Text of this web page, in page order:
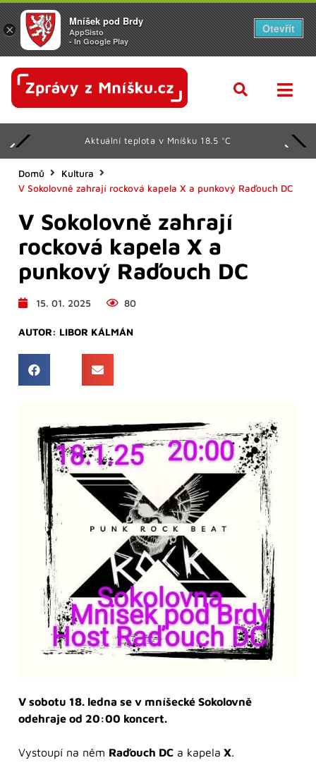
Aktuální teplota v Mníšku 18.5 °C
Domů
Kultura
V Sokolovně zahrají rocková kapela X a punkový Raďouch DC
V Sokolovně zahrají
rocková kapela X a
punkový Raďouch DC
15. 01. 2025 80
AUTOR: LIBOR KÁLMÁN
V sobotu 18. ledna se v mníšecké Sokolovně
odehraje od 20:00 koncert.
Vystoupí na něm Raďouch DC a kapela X.
×
Mníšek pod Brdy
AppSisto
- In Google Play
Otevřít